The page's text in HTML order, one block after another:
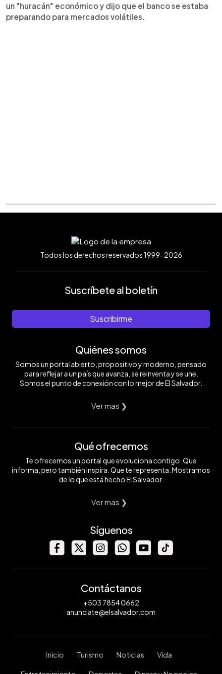
un "huracán" económico y dijo que el banco se estaba
preparando para mercados volátiles.
Todos los derechos reservados 1999-2026
Suscríbete al boletín
Suscribirme
Quiénes somos
Somos un portal abierto, propositivo y moderno, pensado
para reflejar a un país que avanza, se reinventa y se une.
Somos el punto de conexión con lo mejor de El Salvador.
Ver mas ❯
Qué ofrecemos
Te ofrecemos un portal que evoluciona contigo. Que
informa, pero también inspira. Que te representa. Mostramos
de lo que está hecho El Salvador.
Ver mas ❯
Síguenos
Contáctanos
+503 7854 0662
anunciate@elsalvador.com
Inicio Turismo Noticias Vida